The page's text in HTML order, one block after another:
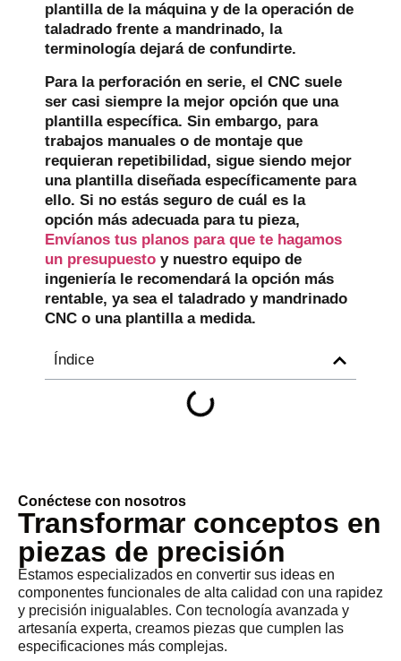
Índice
plantilla de la máquina y de la operación de
taladrado frente a mandrinado, la
terminología dejará de confundirte.
Para la perforación en serie, el CNC suele
ser casi siempre la mejor opción que una
plantilla específica. Sin embargo, para
trabajos manuales o de montaje que
requieran repetibilidad, sigue siendo mejor
una plantilla diseñada específicamente para
ello. Si no estás seguro de cuál es la
opción más adecuada para tu pieza,
Envíanos tus planos para que te hagamos
un presupuesto y nuestro equipo de
ingeniería le recomendará la opción más
rentable, ya sea el taladrado y mandrinado
CNC o una plantilla a medida.
Conéctese con nosotros
Transformar conceptos en
piezas de precisión
Estamos especializados en convertir sus ideas en
componentes funcionales de alta calidad con una rapidez
y precisión inigualables. Con tecnología avanzada y
artesanía experta, creamos piezas que cumplen las
especificaciones más complejas.